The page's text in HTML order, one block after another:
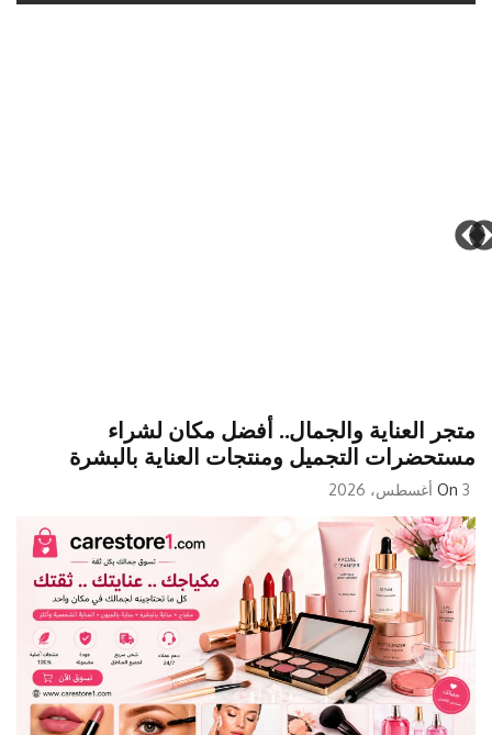
متجر العناية والجمال.. أفضل مكان لشراء
مستحضرات التجميل ومنتجات العناية بالبشرة
On 3 أغسطس، 2026